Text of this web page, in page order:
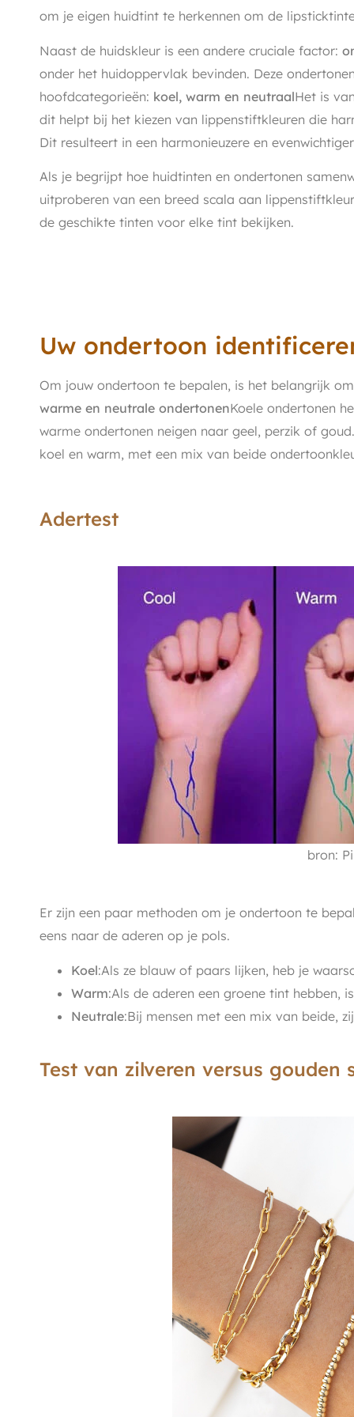
om je eigen huidtint te herkennen om de
Naast de huidskleur is een andere cruciale factor:
onder het huidoppervlak bevinden. Deze
hoofdcategorieën: koel, warm en neutraalHet is
dit helpt bij het kiezen van lippenstiftkleuren die
Dit resulteert in een harmonieuzere en
Als je begrijpt hoe huidtinten en ondertonen
uitproberen van een breed scala aan
de geschikte tinten voor elke tint bekijken.
Uw ondertoon
Om jouw ondertoon te bepalen, is het belangrijk
warme en neutrale ondertonenKoele ondertonen
warme ondertonen neigen naar geel, perzik of
koel en warm, met een mix van beide
Adertest
bron:
Er zijn een paar methoden om je ondertoon te
eens naar de aderen op je pols.
Koel:Als ze blauw of paars lijken, heb je
Warm:Als de aderen een groene tint hebben,
Neutrale:Bij mensen met een mix van beide,
Test van zilveren versus gouden